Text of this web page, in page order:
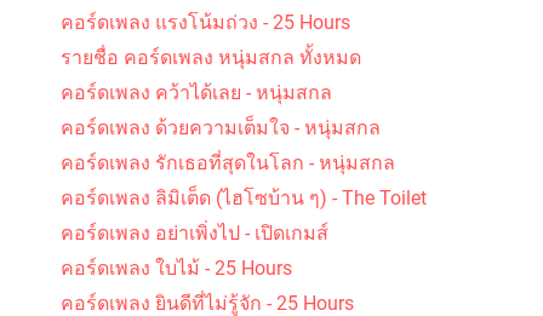
คอร์ดเพลง แรงโน้มถ่วง - 25 Hours
รายชื่อ คอร์ดเพลง หนุ่มสกล ทั้งหมด
คอร์ดเพลง คว้าได้เลย - หนุ่มสกล
คอร์ดเพลง ด้วยความเต็มใจ - หนุ่มสกล
คอร์ดเพลง รักเธอที่สุดในโลก - หนุ่มสกล
คอร์ดเพลง ลิมิเต็ด (ไฮโซบ้าน ๆ) - The Toilet
คอร์ดเพลง อย่าเพิ่งไป - เปิดเกมส์
คอร์ดเพลง ใบไม้ - 25 Hours
คอร์ดเพลง ยินดีที่ไม่รู้จัก - 25 Hours